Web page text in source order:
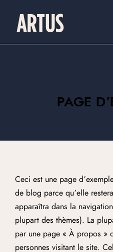
PAGE
Ceci est une page
de blog parce qu’elle
apparaîtra dans la
plupart des thèmes). La
par une page « À propos »
personnes visitant le site.